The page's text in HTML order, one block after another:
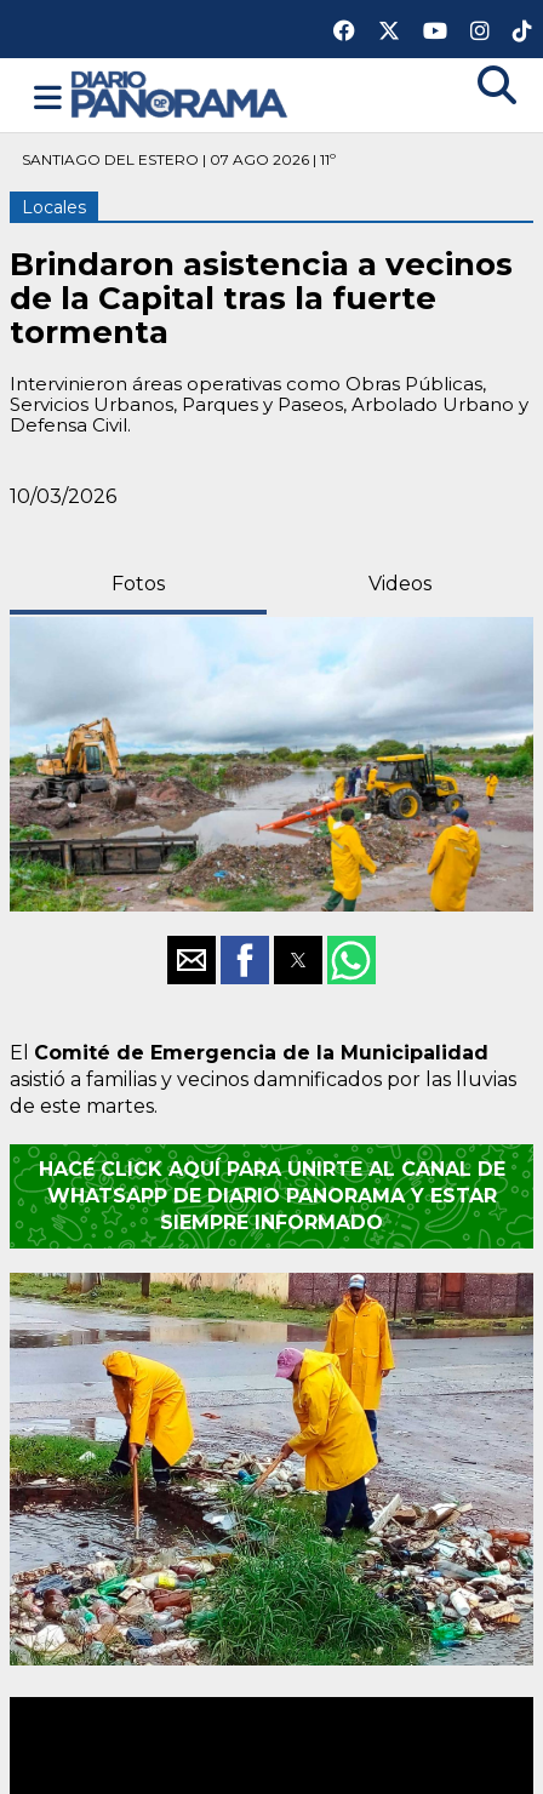
SANTIAGO DEL ESTERO | 07 AGO 2026 | 11º
Locales
Brindaron asistencia a vecinos
de la Capital tras la fuerte
tormenta
Intervinieron áreas operativas como Obras Públicas,
Servicios Urbanos, Parques y Paseos, Arbolado Urbano y
Defensa Civil.
10/03/2026
Fotos Videos
El Comité de Emergencia de la Municipalidad
asistió a familias y vecinos damnificados por las lluvias
de este martes.
HACÉ CLICK AQUÍ PARA UNIRTE AL CANAL DE
WHATSAPP DE DIARIO PANORAMA Y ESTAR
SIEMPRE INFORMADO